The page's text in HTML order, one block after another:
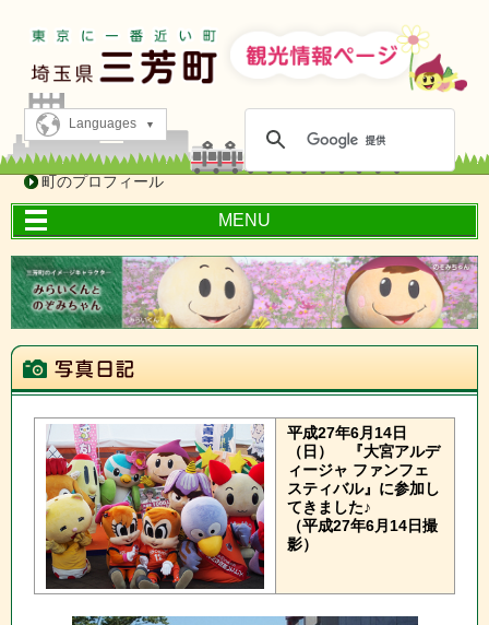
Languages
町のプロフィール
MENU
平成27年6月14日
（日）
『大宮アルデ
ィージャ ファンフェ
スティバル』に参加し
てきました♪
（平成27年6月14日撮
影）